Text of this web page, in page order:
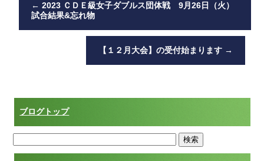
← 2023 ＣＤＥ級女子ダブルス団体戦 9月26日（火）
試合結果&忘れ物
【１２月大会】の受付始まります →
ブログトップ